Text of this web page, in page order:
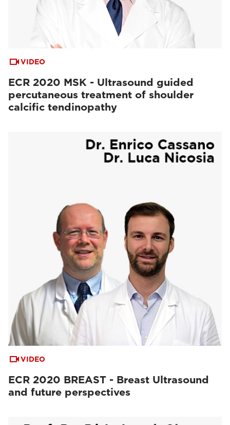
VIDEO
ECR 2020 MSK - Ultrasound guided
percutaneous treatment of shoulder
calcific tendinopathy
VIDEO
ECR 2020 BREAST - Breast Ultrasound
and future perspectives